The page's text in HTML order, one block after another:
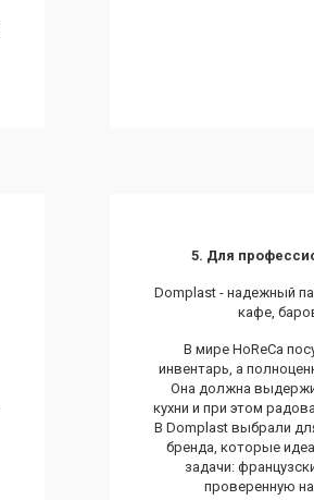
5. Для
Domplast - надежный
кафе,
В мире HoReCa
инвентарь, а
Она должна
кухни и при этом
В Domplast выбрали
бренда, которые
задачи:
проверенную